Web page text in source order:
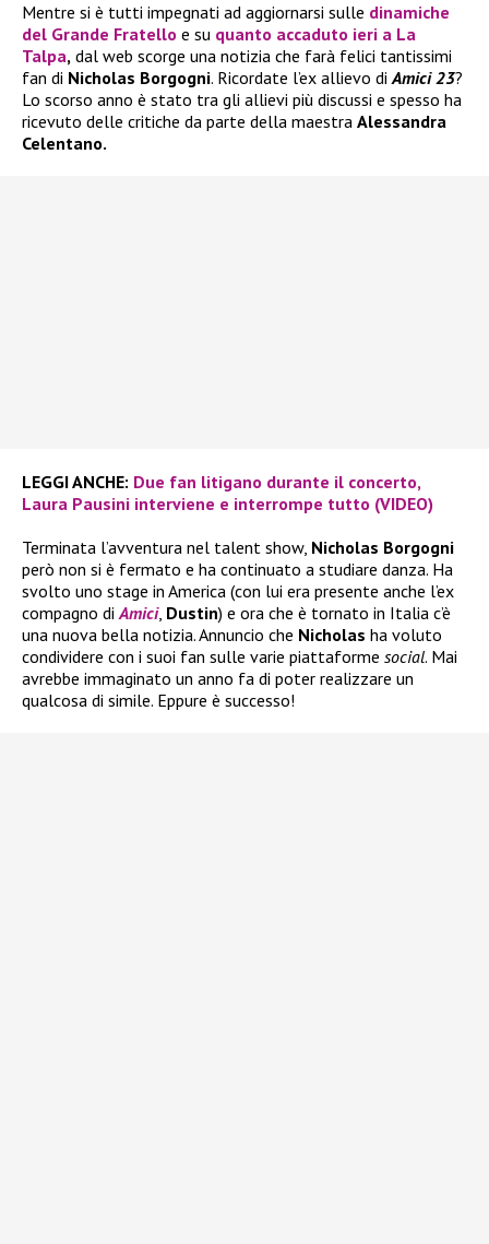
Mentre si è tutti impegnati ad aggiornarsi sulle dinamiche
del Grande Fratello e su quanto accaduto ieri a La
Talpa, dal web scorge una notizia che farà felici tantissimi
fan di Nicholas Borgogni. Ricordate l’ex allievo diAmici 23?
Lo scorso anno è stato tra gli allievi più discussi e spesso ha
ricevuto delle critiche da parte della maestra Alessandra
Celentano.
LEGGI ANCHE: Due fan litigano durante il concerto,
Laura Pausini interviene e interrompe tutto (VIDEO)
Terminata l’avventura nel talent show, Nicholas Borgogni
però non si è fermato e ha continuato a studiare danza. Ha
svolto uno stage in America (con lui era presente anche l’ex
compagno diAmici, Dustin) e ora che è tornato in Italia c’è
una nuova bella notizia. Annuncio che Nicholas ha voluto
condividere con i suoi fan sulle varie piattaforme social. Mai
avrebbe immaginato un anno fa di poter realizzare un
qualcosa di simile. Eppure è successo!